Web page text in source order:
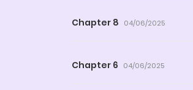
Chapter 8 04/06/2025
Chapter 6 04/06/2025